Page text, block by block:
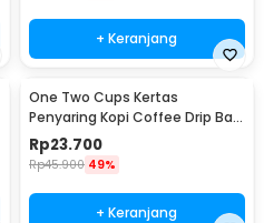
+ Keranjang
One Two Cups Kertas
Penyaring Kopi Coffee Drip Bag
Paper Filter 50PCS - T111
Rp23.700
Rp45.900 49%
+ Keranjang